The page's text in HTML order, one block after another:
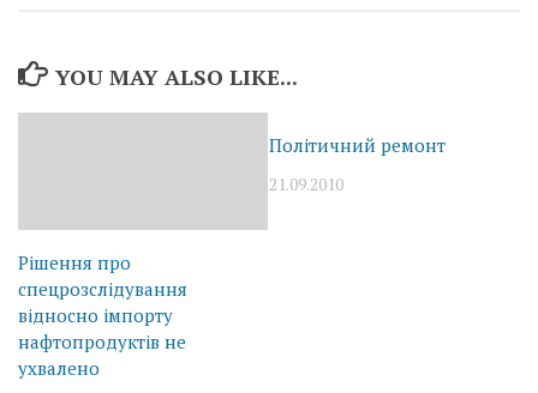
YOU MAY ALSO LIKE...
Рішення про
спецрозслідування
відносно імпорту
нафтопродуктів не
ухвалено
Політичний ремонт
21.09.2010